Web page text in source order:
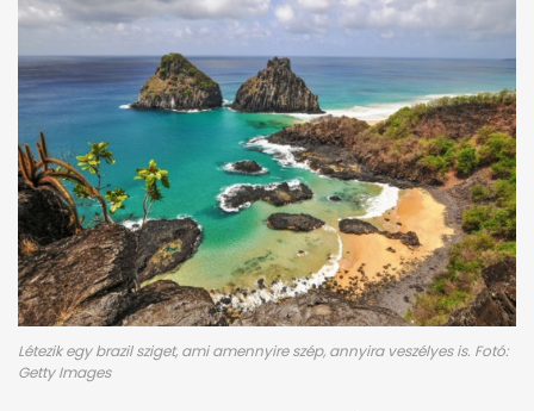
Létezik egy brazil sziget, ami amennyire szép, annyira veszélyes is. Fotó:
Getty Images